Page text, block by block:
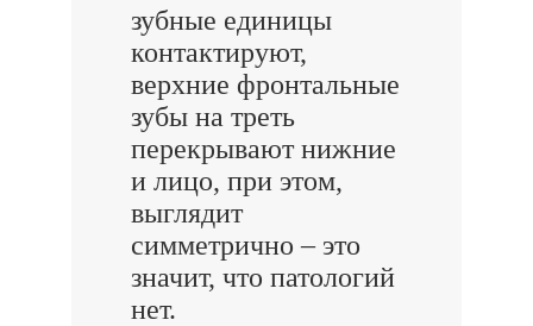
зубные единицы
контактируют,
верхние фронтальные
зубы на треть
перекрывают нижние
и лицо, при этом,
выглядит
симметрично – это
значит, что патологий
нет.